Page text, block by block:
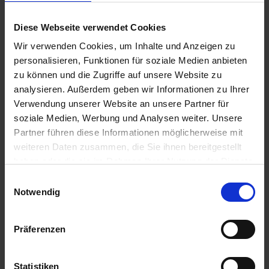
Diese Webseite verwendet Cookies
Wir verwenden Cookies, um Inhalte und Anzeigen zu
personalisieren, Funktionen für soziale Medien anbieten
zu können und die Zugriffe auf unsere Website zu
analysieren. Außerdem geben wir Informationen zu Ihrer
Verwendung unserer Website an unsere Partner für
soziale Medien, Werbung und Analysen weiter. Unsere
Partner führen diese Informationen möglicherweise mit
weiteren Daten zusammen, die Sie ihnen bereitgestellt
nicht unbedingt erforderlich sind, benötigen wir Ihre
Außerdem verwenden wir Dienste wie z.B. Google Maps,
personenbezogene Daten auch in sog. Drittländern (wie
Notwendig
Präferenzen
Statistiken
Termine Navigation überspringen
Fortbildungen / Veranstaltungen
Navigation überspringen
Arbeitsgruppen
Mitgliedschaft
Login
Navigation überspringen
Start
Das Praxisnetz
Leitlinien und Richtlinien
Praxisnetzinterne Termine